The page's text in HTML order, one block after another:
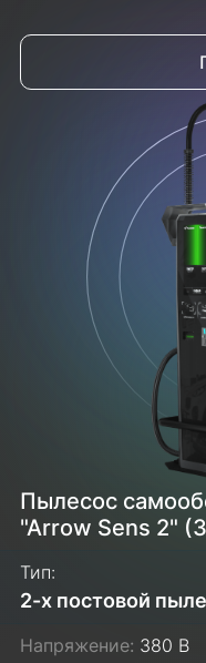
Пылесос
"Arrow Sens 2"
Тип:
2-х постовой
Напряжение: 380 В